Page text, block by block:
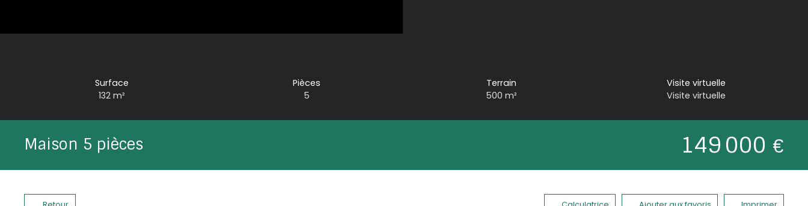
Surface
132m²
Pièces
5
Terrain
500 m²
Visite virtuelle
Visite virtuelle
Maison 5 pièces 149 000 €